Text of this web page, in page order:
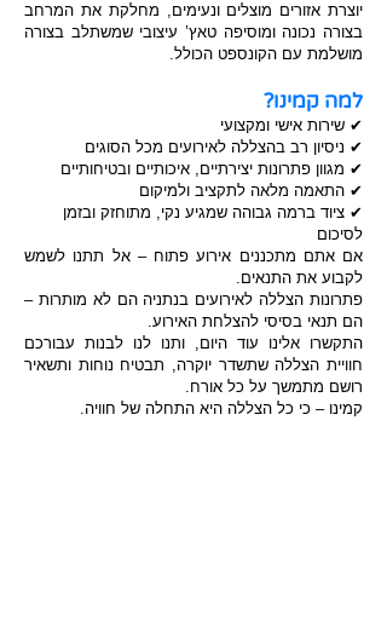
יוצרת אזורים מוצלים ונעימים, מחלקת את המרחב
בצורה נכונה ומוסיפה טאץ’ עיצובי שמשתלב בצורה
מושלמת עם הקונספט הכולל.
למה קמינו?
✔ שירות אישי ומקצועי
✔ ניסיון רב בהצללה לאירועים מכל הסוגים
✔ מגוון פתרונות יצירתיים, איכותיים ובטיחותיים
✔ התאמה מלאה לתקציב ולמיקום
✔ ציוד ברמה גבוהה שמגיע נקי, מתוחזק ובזמן
לסיכום
אם אתם מתכננים אירוע פתוח – אל תתנו לשמש
לקבוע את התנאים.
פתרונות הצללה לאירועים בנתניה הם לא מותרות –
הם תנאי בסיסי להצלחת האירוע.
התקשרו אלינו עוד היום, ותנו לנו לבנות עבורכם
חוויית הצללה שתשדר יוקרה, תבטיח נוחות ותשאיר
רושם מתמשך על כל אורח.
קמינו – כי כל הצללה היא התחלה של חוויה.